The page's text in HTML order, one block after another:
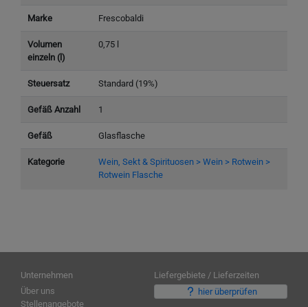
Marke Frescobaldi
Volumen
einzeln (l)
0,75 l
Steuersatz Standard (19%)
Gefäß Anzahl 1
Gefäß Glasflasche
Kategorie
Wein, Sekt & Spirituosen > Wein > Rotwein >
Rotwein Flasche
Unternehmen
Über uns
Stellenangebote
Liefergebiete / Lieferzeiten
hier überprüfen